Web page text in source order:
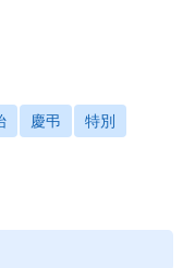
慶弔 特別